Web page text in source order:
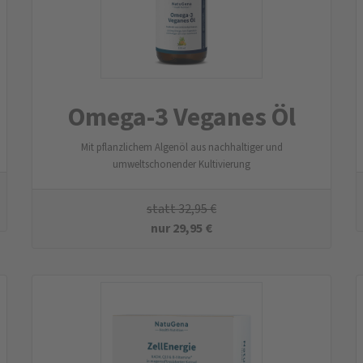
Omega-3 Veganes Öl
Mit pflanzlichem Algenöl aus nachhaltiger und
umweltschonender Kultivierung
statt32,95€
nur29,95 €